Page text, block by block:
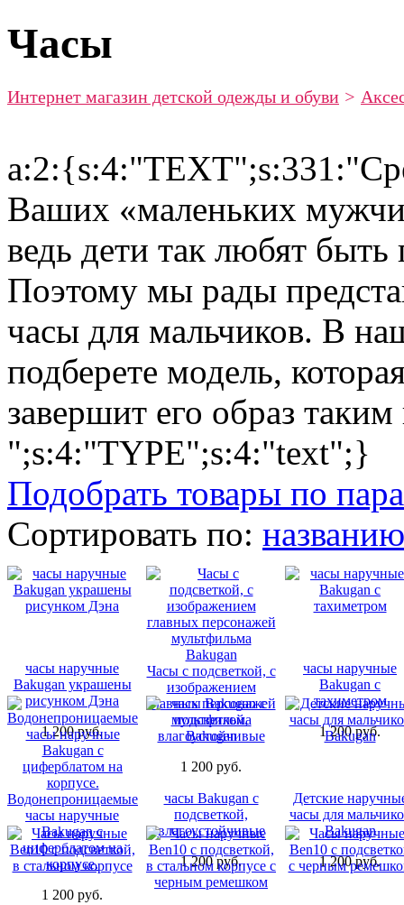
Часы
Интернет магазин детской одежды и обуви >
Ваших «маленьких
ведь дети так любят
Поэтому мы рады
часы для мальчиков. В
подберете модель,
завершит его образ
";s:4:"TYPE";s:4:"text";}
Подобрать товары по
Сортировать по: названию
часы наручные
Bakugan украшены
рисунком Дэна
1 200 руб.
Часы с подсветкой, с
изображением
главных персонажей
мультфильма
Bakugan
1 200 руб.
часы наручные
Bakugan с
тахиметром
1 200 руб.
Водонепроницаемые
часы наручные
Bakugan с
циферблатом на
корпусе.
1 200 руб.
часы Bakugan с
подсветкой,
влагоустойчивые
1 200 руб.
Детские
часы для
Bakugan
1 200 руб.